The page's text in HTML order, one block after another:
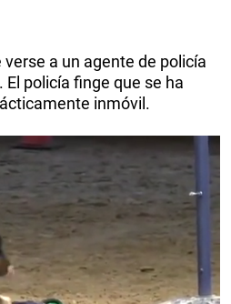
a un agente de policía
policía finge que se ha
inmóvil.